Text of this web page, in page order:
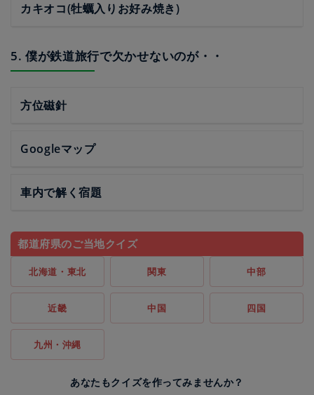
カキオコ(牡蠣入りお好み焼き)
5. 僕が鉄道旅行で欠かせないのが・・
方位磁針
Googleマップ
車内で解く宿題
都道府県のご当地クイズ
北海道・東北 関東 中部
近畿 中国 四国
九州・沖縄
あなたもクイズを作ってみませんか？